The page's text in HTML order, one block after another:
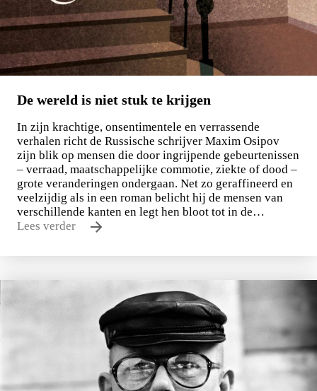
De wereld is niet stuk te krijgen
In zijn krachtige, onsentimentele en verrassende
verhalen richt de Russische schrijver Maxim Osipov
zijn blik op mensen die door ingrijpende gebeurtenissen
– verraad, maatschappelijke commotie, ziekte of dood –
grote veranderingen ondergaan. Net zo geraffineerd en
veelzijdig als in een roman belicht hij de mensen van
verschillende kanten en legt hen bloot tot in de…
Lees verder